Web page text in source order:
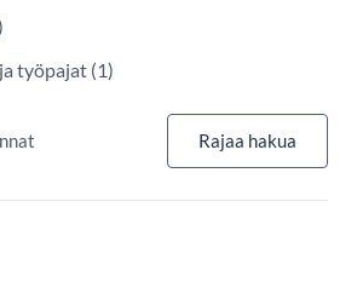
työpajat (1)
Rajaa hakua